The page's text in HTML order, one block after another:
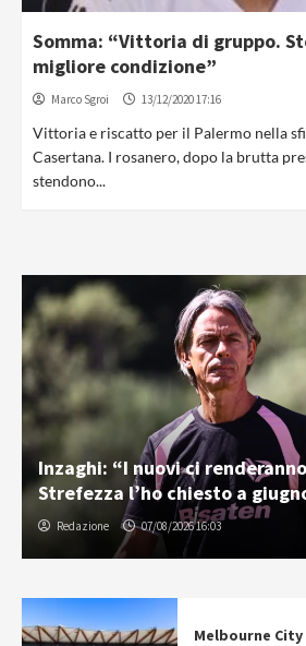
Somma: “Vittoria di gruppo.
migliore condizione”
Marco Sgroi 13/12/2020 17:16
Vittoria e riscatto per il Palermo nella
Casertana. I rosanero, dopo la brutta
stendono...
Inzaghi: “I nuovi ci
Strefezza l’ho chiesto a
Redazione 07/08/2026 16:03
Melbourne City